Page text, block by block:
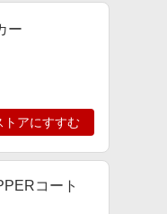
ー
トアにすすむ
コート